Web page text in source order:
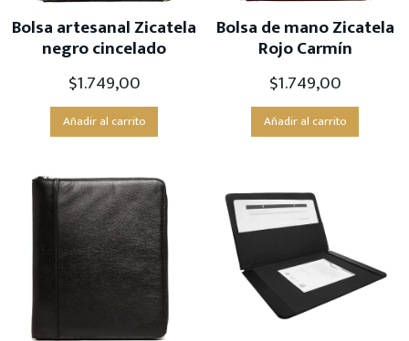
Bolsa artesanal Zicatela
negro cincelado
$1.749,00
Añadir al carrito
Bolsa de mano Zicatela
Rojo Carmín
$1.749,00
Añadir al carrito